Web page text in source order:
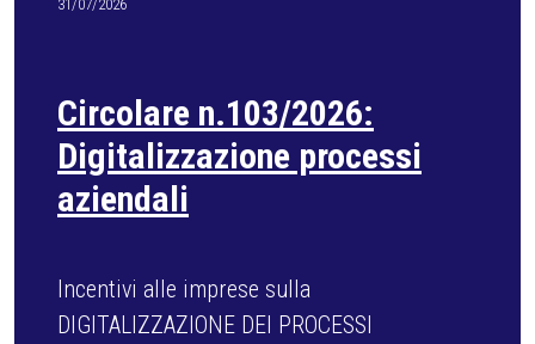
29/07/2026
Circolare n.101/2026: Corsi
formazione sicurezza
Aggiornamenti formazione obbligatoria
datori di lavoro - Accordo Stato Regioni